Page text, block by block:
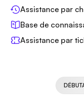
Assistance par
Base de
Assistance par